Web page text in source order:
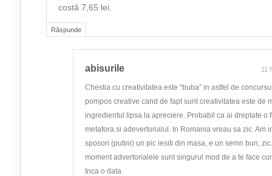
Răspunde
costă 7,65 lei.
abisurile 11
Chestia cu creativitatea este “buba” in astfel de
pompos creative cand de fapt sunt creativitatea este de
ingredientul lipsa la apreciere. Probabil ca ai dreptate o
metafora si adevertorialul. In Romania vreau sa zic. Am
sposori (putini) un pic iesiti din masa, e un semn bun,
moment advertorialele sunt singurul mod de a te face
Inca o data.